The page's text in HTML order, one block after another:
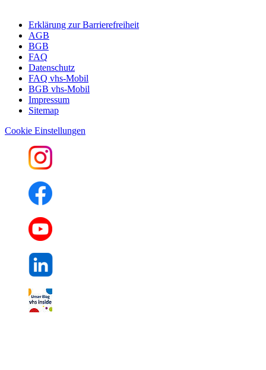
Erklärung zur Barrierefreiheit
AGB
BGB
FAQ
Datenschutz
FAQ vhs-Mobil
BGB vhs-Mobil
Impressum
Sitemap
Cookie Einstellungen